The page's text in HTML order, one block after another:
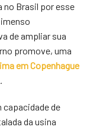
no Brasil por esse
de ampliar sua
promove, uma
em Copenhague
de
da usina